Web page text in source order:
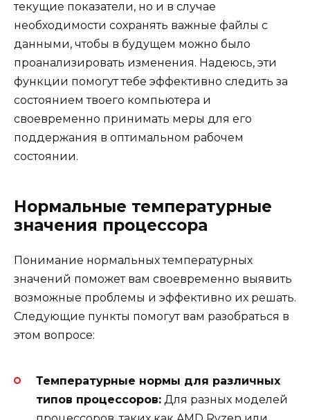
текущие показатели, но и в случае
необходимости сохранять важные файлы с
данными, чтобы в будущем можно было
проанализировать изменения. Надеюсь, эти
функции помогут тебе эффективно следить за
состоянием твоего компьютера и
своевременно принимать меры для его
поддержания в оптимальном рабочем
состоянии.
Нормальные температурные
значения процессора
Понимание нормальных температурных
значений поможет вам своевременно выявить
возможные проблемы и эффективно их решать.
Следующие пункты помогут вам разобраться в
этом вопросе:
Температурные нормы для различных
типов процессоров: Для разных моделей